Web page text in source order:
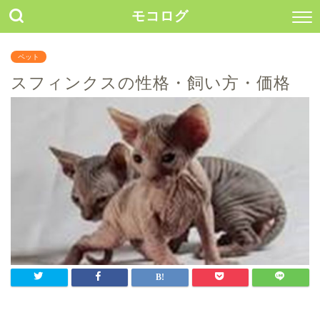
モコログ
ペット
スフィンクスの性格・飼い方・価格